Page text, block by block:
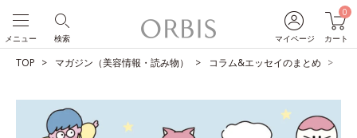
マイページ
0
カート
検索
メニュー
TOP マガジン（美容情報・読み物） コラム&エッセイのまとめ